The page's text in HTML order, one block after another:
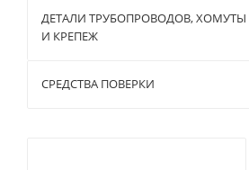
ДЕТАЛИ ТРУБОПРОВОДОВ, ХОМУТЫ
И КРЕПЕЖ
СРЕДСТВА ПОВЕРКИ